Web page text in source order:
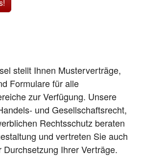
stellt Ihnen Musterverträge,
Formulare für alle
zur Verfügung. Unsere
und Gesellschaftsrecht,
Rechtsschutz beraten
und vertreten Sie auch
Ihrer Verträge.